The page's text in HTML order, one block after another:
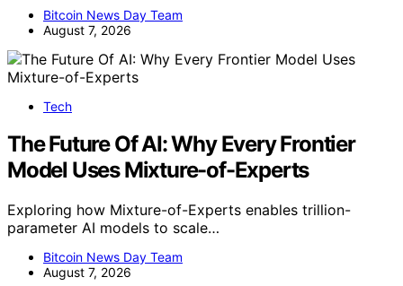
Bitcoin News Day Team
August 7, 2026
Tech
The Future Of AI: Why Every Frontier
Model Uses Mixture-of-Experts
Exploring how Mixture-of-Experts enables trillion-
parameter AI models to scale…
Bitcoin News Day Team
August 7, 2026